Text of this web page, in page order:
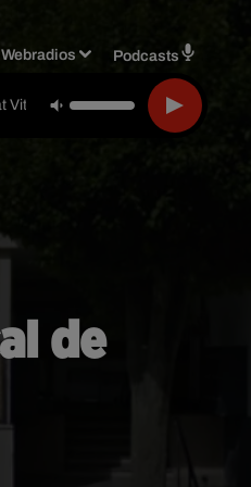
Webradios Podcasts
Vitaa
de